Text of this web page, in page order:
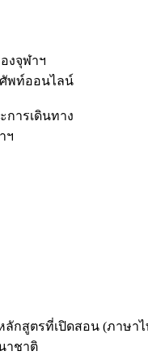
งจุฬาฯ
พท์ออนไลน์
การเดินทาง
ฯ
ลักสูตรที่เปิดสอน (ภาษาไ
าชาติ